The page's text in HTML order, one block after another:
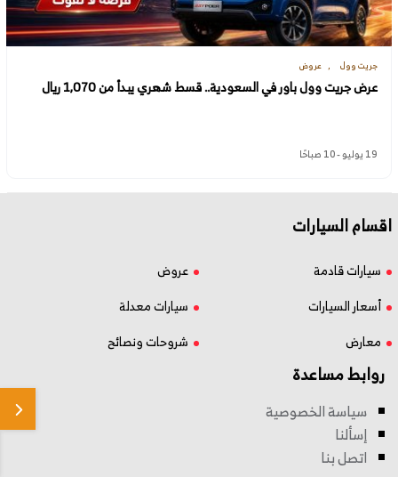
جريت وول عروض
عرض جريت وول باور في السعودية.. قسط شهري يبدأ من 1,070 ريال
19 يوليو - 10 صباحًا
اقسام السيارات
سيارات قادمة
عروض
أسعار السيارات
سيارات معدلة
معارض
شروحات ونصائح
روابط مساعدة
سياسة الخصوصية
إسألنا
اتصل بنا